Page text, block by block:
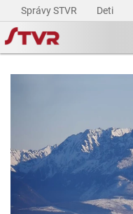
Správy STVR Deti